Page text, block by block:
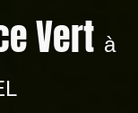
Vert à